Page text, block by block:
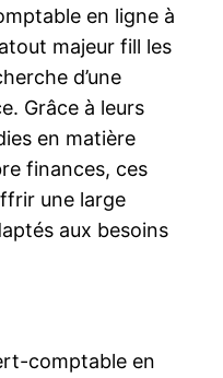
en ligne à
majeur fill les
d’une
Grâce à leurs
en matière
finances, ces
une large
aux besoins
comptable en